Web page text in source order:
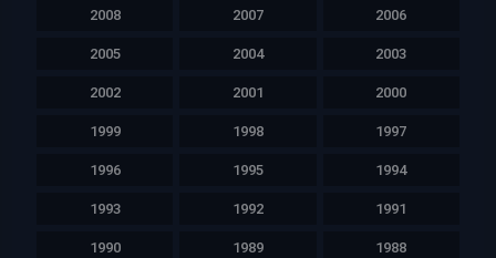
2008 2007 2006
2005 2004 2003
2002 2001 2000
1999 1998 1997
1996 1995 1994
1993 1992 1991
1990 1989 1988